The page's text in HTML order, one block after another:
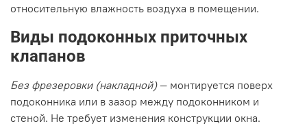
относительную влажность воздуха в помещении.
Виды подоконных приточных
клапанов
Без фрезеровки (накладной)— монтируется поверх
подоконника или в зазор между подоконником и
стеной. Не требует изменения конструкции окна.